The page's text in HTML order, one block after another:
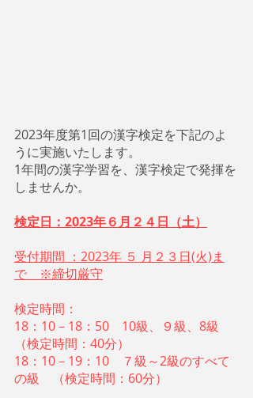
2023年度第1回の漢字検定を下記のよ
うに実施いたします。
1年間の漢字学習を、漢字検定で発揮を
しませんか。
検定日：2023年６月２４日（土）
受付期間 ：2023年 ５ 月２３日(火)ま
で　※締切厳守
検定時間：
18：10－18：50　10級、９級、8級
（検定時間：40分）
18：10－19：10　７級～2級のすべて
の級　（検定時間：60分）